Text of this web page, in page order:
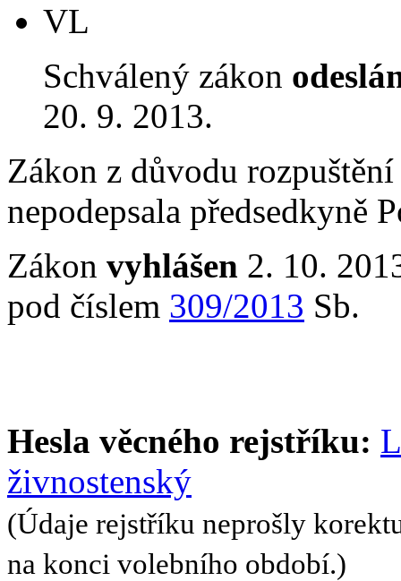
VL
Schválený zákon
20. 9. 2013.
Zákon z důvodu
nepodepsala předsedkyně
Zákon vyhlášen 2. 10.
pod číslem 309/2013 Sb.
Hesla věcného rejstříku:
živnostenský
(Údaje rejstříku neprošly
na konci volebního období.)